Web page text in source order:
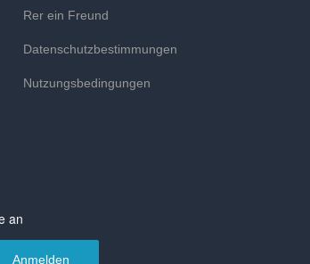
Rer ein Freund
Datenschutzbestimmungen
Nutzungsbedingungen
an
Anmelden